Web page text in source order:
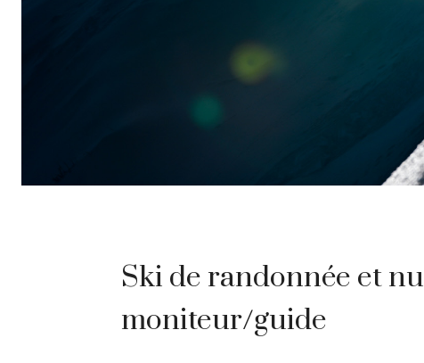
Ski de randonnée et
moniteur/guide